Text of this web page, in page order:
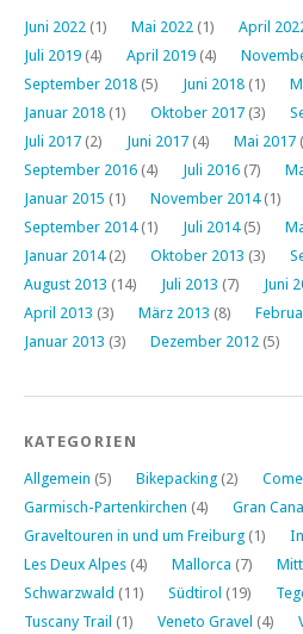
Juni 2022 (1) Mai 2022 (1) April
Juli 2019 (4) April 2019 (4)
September 2018 (5) Juni 2018 (1)
Januar 2018 (1) Oktober 2017 (3)
Juli 2017 (2) Juni 2017 (4) Mai 2017
September 2016 (4) Juli 2016 (7)
Januar 2015 (1) November 2014(1)
September 2014(1) Juli 2014(5)
Januar 2014(2) Oktober 2013 (3)
August 2013 (14) Juli 2013 (7) Juni
April 2013 (3) März 2013 (8)
Januar 2013 (3) Dezember 2012 (5)
KATEGORIEN
Allgemein (5) Bikepacking (2)
Garmisch-Partenkirchen (4) Gran
Graveltouren in und um Freiburg (1)
Les Deux Alpes (4) Mallorca (7)
Schwarzwald (11) Südtirol (19)
Tuscany Trail (1) Veneto Gravel (4)